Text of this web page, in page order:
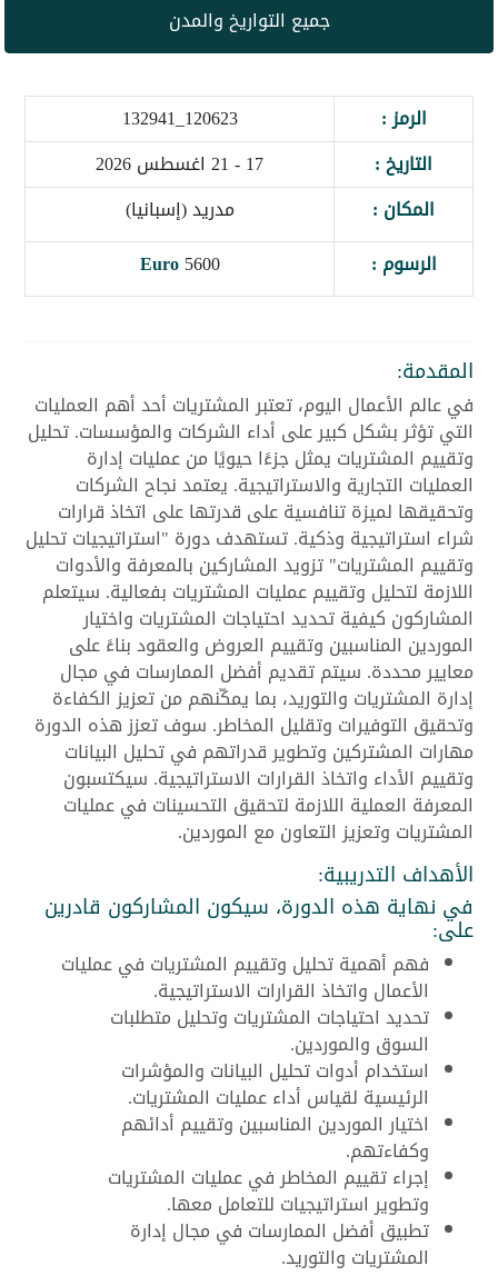
جميع التواريخ والمدن
الرمز :
120623_132941
التاريخ :
17 - 21 اغسطس 2026
المكان :
مدريد (إسبانيا)
الرسوم :
5600
Euro
المقدمة:
في عالم الأعمال اليوم، تعتبر المشتريات أحد أهم العمليات
التي تؤثر بشكل كبير على أداء الشركات والمؤسسات. تحليل
وتقييم المشتريات يمثل جزءًا حيويًا من عمليات إدارة
العمليات التجارية والاستراتيجية. يعتمد نجاح الشركات
وتحقيقها لميزة تنافسية على قدرتها على اتخاذ قرارات
شراء استراتيجية وذكية. تستهدف دورة "استراتيجيات تحليل
وتقييم المشتريات" تزويد المشاركين بالمعرفة والأدوات
اللازمة لتحليل وتقييم عمليات المشتريات بفعالية. سيتعلم
المشاركون كيفية تحديد احتياجات المشتريات واختيار
الموردين المناسبين وتقييم العروض والعقود بناءً على
معايير محددة. سيتم تقديم أفضل الممارسات في مجال
إدارة المشتريات والتوريد، بما يمكّنهم من تعزيز الكفاءة
وتحقيق التوفيرات وتقليل المخاطر. سوف تعزز هذه الدورة
مهارات المشتركين وتطوير قدراتهم في تحليل البيانات
وتقييم الأداء واتخاذ القرارات الاستراتيجية. سيكتسبون
المعرفة العملية اللازمة لتحقيق التحسينات في عمليات
المشتريات وتعزيز التعاون مع الموردين.
الأهداف التدريبية:
في نهاية هذه الدورة، سيكون المشاركون قادرين
على:
فهم أهمية تحليل وتقييم المشتريات في عمليات
الأعمال واتخاذ القرارات الاستراتيجية.
تحديد احتياجات المشتريات وتحليل متطلبات
السوق والموردين.
استخدام أدوات تحليل البيانات والمؤشرات
الرئيسية لقياس أداء عمليات المشتريات.
اختيار الموردين المناسبين وتقييم أدائهم
وكفاءتهم.
إجراء تقييم المخاطر في عمليات المشتريات
وتطوير استراتيجيات للتعامل معها.
تطبيق أفضل الممارسات في مجال إدارة
المشتريات والتوريد.